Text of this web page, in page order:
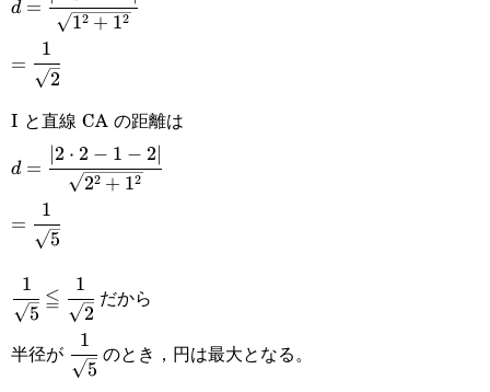
{\sqrt{1^2+1^2}}
d =
12 + 12
=\cfrac{1}
{\sqrt{2}}
=
2
1
I と直線 CA の距離は
d=\cfrac{|2\cdot2-
{\sqrt{2^2+1^2}}
d =
22 + 12
∣2 ⋅ 2 − 1 − 2∣
=\cfrac{1}
{\sqrt{5}}
=
5
1
\cfrac{1}
{\sqrt{5}}\leqq\cfrac{1}
{\sqrt{2}}
5
1
≦
2
1
だから
半径が
\cfrac{1}
{\sqrt{5}}
5
1
のとき，円は最大となる。